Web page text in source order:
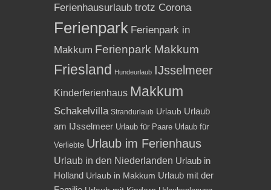
Ferienhausurlaub trotz Corona
Ferienpark Ferienpark in
Makkum Ferienpark Makkum
Friesland Hundeurlaub IJsselmeer
Kinderferienhaus Makkum
Schakelvilla Strandurlaub Urlaub Urlaub
am IJsselmeer Urlaub für Paare Urlaub für
Verliebte Urlaub im Ferienhaus
Urlaub in den Niederlanden Urlaub in
Holland Urlaub in Makkum Urlaub mit der